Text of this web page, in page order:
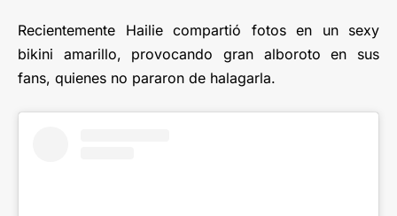
Recientemente Hailie compartió fotos en un sexy
bikini amarillo, provocando gran alboroto en sus
fans, quienes no pararon de halagarla.